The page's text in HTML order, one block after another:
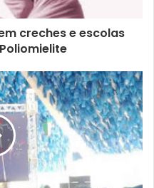
creches e escolas